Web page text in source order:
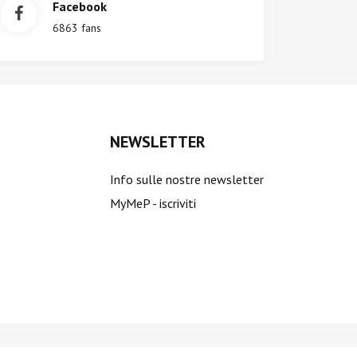
Facebook
6863 fans
NEWSLETTER
Info sulle nostre newsletter
MyMeP - iscriviti